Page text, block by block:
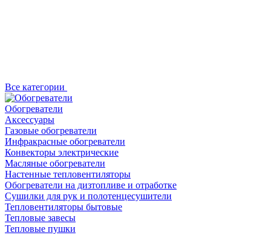
Все категории
Обогреватели
Аксессуары
Газовые обогреватели
Инфракрасные обогреватели
Конвекторы электрические
Масляные обогреватели
Настенные тепловентиляторы
Обогреватели на дизтопливе и отработке
Сушилки для рук и полотенцесушители
Тепловентиляторы бытовые
Тепловые завесы
Тепловые пушки